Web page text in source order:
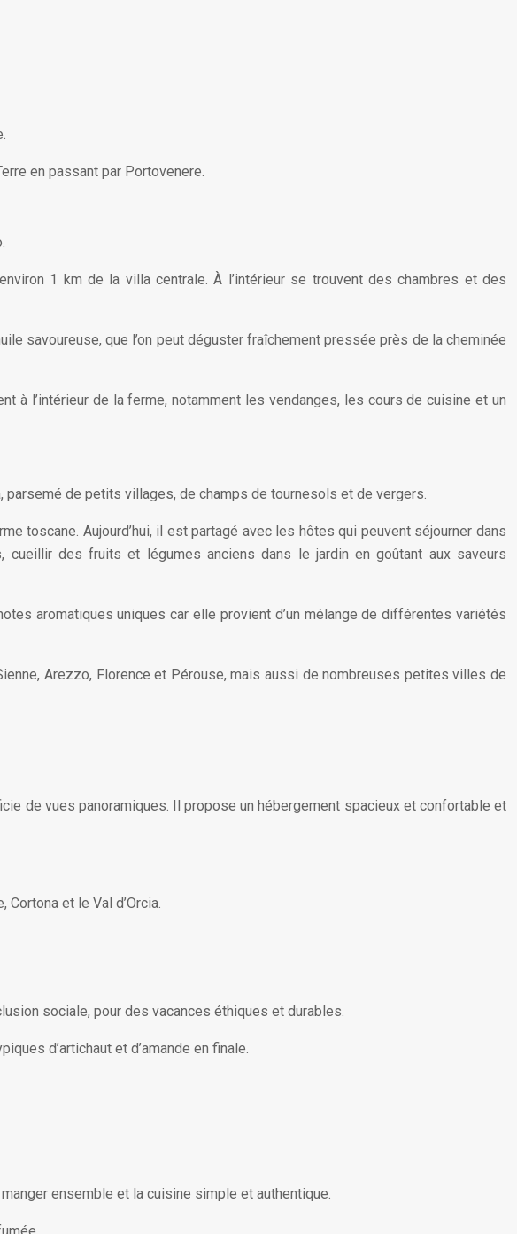
en passant par Portovenere.
1 km de la villa centrale. À l’intérieur se trouvent des chambres et des
savoureuse, que l’on peut déguster fraîchement pressée près de la cheminée
à l’intérieur de la ferme, notamment les vendanges, les cours de cuisine et un
de petits villages, de champs de tournesols et de vergers.
toscane. Aujourd’hui, il est partagé avec les hôtes qui peuvent séjourner dans
cueillir des fruits et légumes anciens dans le jardin en goûtant aux saveurs
aromatiques uniques car elle provient d’un mélange de différentes variétés
Arezzo, Florence et Pérouse, mais aussi de nombreuses petites villes de
de vues panoramiques. Il propose un hébergement spacieux et confortable et
et le Val d’Orcia.
sociale, pour des vacances éthiques et durables.
d’artichaut et d’amande en finale.
ensemble et la cuisine simple et authentique.